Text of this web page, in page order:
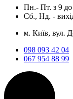
Пн.- Пт. з 9 до
Сб., Нд. -
м. Київ, вул.
098 093 42 04
067 954 88 99